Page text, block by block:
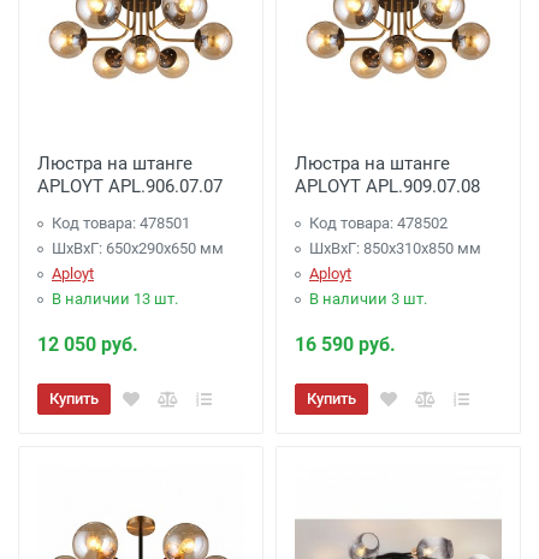
Люстра на штанге
APLOYT APL.906.07.07
Код товара: 478501
ШхВхГ: 650x290x650 мм
Aployt
В наличии 13 шт.
12 050 руб.
Купить
Люстра на штанге
APLOYT APL.909.07.08
Код товара: 478502
ШхВхГ: 850x310x850 мм
Aployt
В наличии 3 шт.
16 590 руб.
Купить